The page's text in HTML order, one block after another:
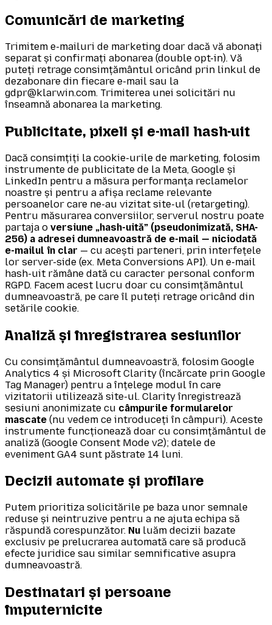
Comunicări de marketing
Trimitem e-mailuri de marketing doar dacă vă abonați
separat și confirmați abonarea (double opt-in). Vă
puteți retrage consimțământul oricând prin linkul de
dezabonare din fiecare e-mail sau la
gdpr@klarwin.com. Trimiterea unei solicitări nu
înseamnă abonarea la marketing.
Publicitate, pixeli și e-mail hash-uit
Dacă consimțiți la cookie-urile de marketing, folosim
instrumente de publicitate de la Meta, Google și
LinkedIn pentru a măsura performanța reclamelor
noastre și pentru a afișa reclame relevante
persoanelor care ne-au vizitat site-ul (retargeting).
Pentru măsurarea conversiilor, serverul nostru poate
partaja o versiune „hash-uită” (pseudonimizată, SHA-
256) a adresei dumneavoastră de e-mail — niciodată
e-mailul în clar — cu acești parteneri, prin interfețele
lor server-side (ex. Meta Conversions API). Un e-mail
hash-uit rămâne dată cu caracter personal conform
RGPD. Facem acest lucru doar cu consimțământul
dumneavoastră, pe care îl puteți retrage oricând din
setările cookie.
Analiză și înregistrarea sesiunilor
Cu consimțământul dumneavoastră, folosim Google
Analytics 4 și Microsoft Clarity (încărcate prin Google
Tag Manager) pentru a înțelege modul în care
vizitatorii utilizează site-ul. Clarity înregistrează
sesiuni anonimizate cu câmpurile formularelor
mascate (nu vedem ce introduceți în câmpuri). Aceste
instrumente funcționează doar cu consimțământul de
analiză (Google Consent Mode v2); datele de
eveniment GA4 sunt păstrate 14 luni.
Decizii automate și profilare
Putem prioritiza solicitările pe baza unor semnale
reduse și neintruzive pentru a ne ajuta echipa să
răspundă corespunzător. Nu luăm decizii bazate
exclusiv pe prelucrarea automată care să producă
efecte juridice sau similar semnificative asupra
dumneavoastră.
Destinatari și persoane
împuternicite